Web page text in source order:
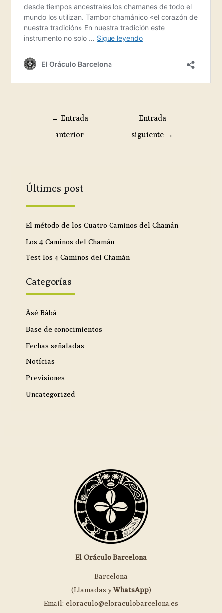
← Entrada
anterior
Entrada
siguiente →
Últimos post
El método de los Cuatro Caminos del Chamán
Los 4 Caminos del Chamán
Test los 4 Caminos del Chamán
Categorías
Àsé Bàbá
Base de conocimientos
Fechas señaladas
Notícias
Previsiones
Uncategorized
El Oráculo Barcelona
Barcelona
(Llamadas y WhatsApp)
Email: eloraculo@eloraculobarcelona.es